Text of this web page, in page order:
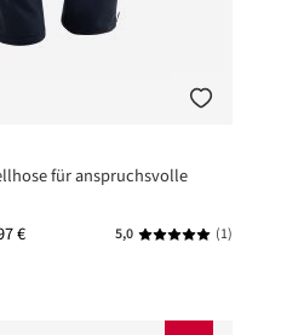
5 von 5 Sternen
für anspruchsvolle
€ 5,0 (1)